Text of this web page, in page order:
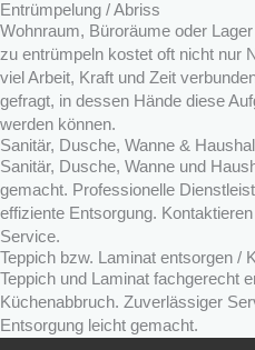
Entrümpelung / Abriss
Wohnraum, Büroräume oder
zu entrümpeln kostet oft nicht nur
viel Arbeit, Kraft und Zeit
gefragt, in dessen Hände diese
werden können.
Sanitär, Dusche, Wanne &
Sanitär, Dusche, Wanne und
gemacht. Professionelle
effiziente Entsorgung.
Service.
Teppich bzw. Laminat entsorgen /
Teppich und Laminat fachgerecht
Küchenabbruch. Zuverlässiger
Entsorgung leicht gemacht.